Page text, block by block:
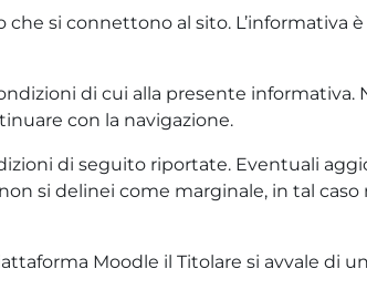
si connettono al sito. L’informativa
di cui alla presente informativa.
con la navigazione.
di seguito riportate. Eventuali
si delinei come marginale, in tal
Moodle il Titolare si avvale di